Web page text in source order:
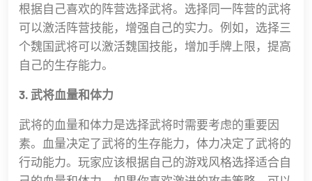
根据自己喜欢的阵营选择武将。选择同一阵营的武将
可以激活阵营技能，增强自己的实力。例如，选择三
个魏国武将可以激活魏国技能，增加手牌上限，提高
自己的生存能力。
3. 武将血量和体力
武将的血量和体力是选择武将时需要考虑的重要因
素。血量决定了武将的生存能力，体力决定了武将的
行动能力。玩家应该根据自己的游戏风格选择适合自